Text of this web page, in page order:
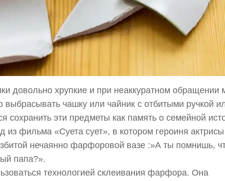
довольно хрупкие и при неаккуратном обращении
выбрасывать чашку или чайник с отбитыми ручкой
сохранить эти предметы как память о семейной
из фильма «Суета сует», в котором героиня актрисы
нечаянно фарфоровой вазе :»А ты помнишь,
папа?».
технологией склеивания фарфора. Она